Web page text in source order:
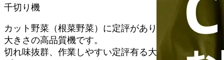
千切り機
カット野菜（根菜野菜）に定評があり、操作しやすい
大きさの高品質機です。
切れ味抜群、作業しやすい定評有る大きさの二連タイ